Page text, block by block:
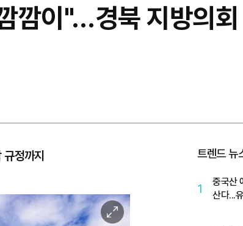
깜이"…경북 지방의
정까지
이
트렌드 뉴
1
중국산
산다...